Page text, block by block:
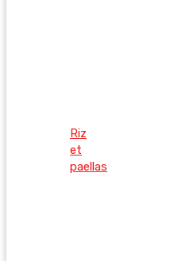
Riz
et
paellas